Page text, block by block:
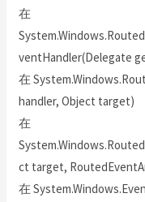
在
ventHandler(Delegate
在
handler, Object target)
在
ct target,
在